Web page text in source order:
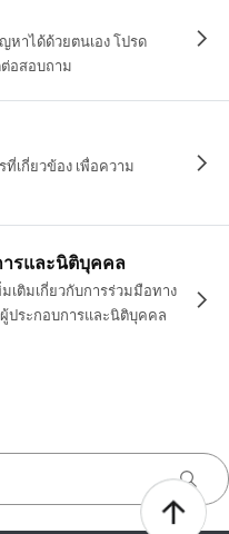
าได้ด้วยตนเอง โปรด
อสอบถาม
ที่เกี่ยวข้อง เพื่อความ
รและนิติบุคคล
เติมเกี่ยวกับการร่วมมือทาง
ประกอบการและนิติบุคคล